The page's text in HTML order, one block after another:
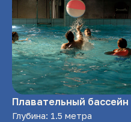
Плавательный бассейн
Глубина: 1.5 метра